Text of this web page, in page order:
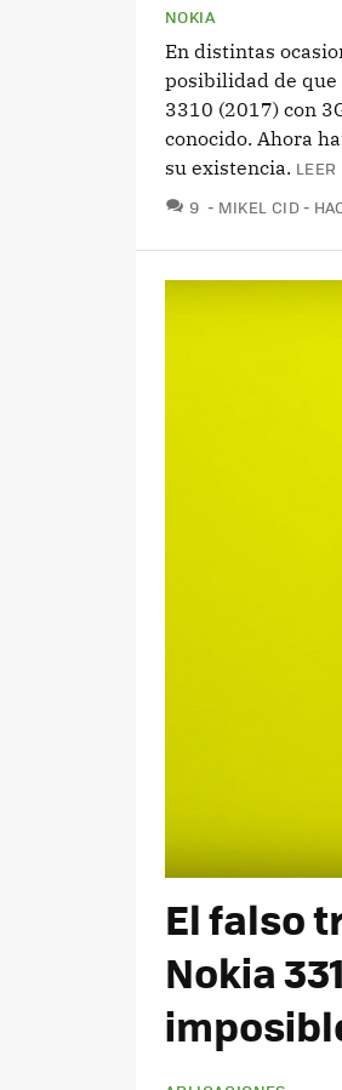
NOKIA
En distintas
posibilidad de que
3310 (2017) con
conocido. Ahora
su existencia. LEER
9 COMENTARIOS
MIKEL CID
El falso
Nokia